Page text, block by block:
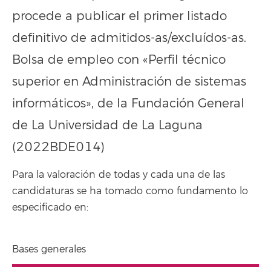
procede a publicar el primer listado
definitivo de admitidos-as/excluídos-as.
Bolsa de empleo con «Perfil técnico
superior en Administración de sistemas
informáticos», de la Fundación General
de La Universidad de La Laguna
(2022BDE014)
Para la valoración de todas y cada una de las
candidaturas se ha tomado como fundamento lo
especificado en:
Bases generales